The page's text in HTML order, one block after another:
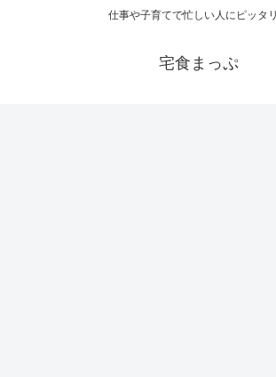
仕事や子育てで忙しい人にピッタ
宅食まっぷ